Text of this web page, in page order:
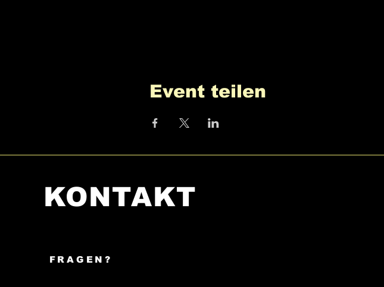
Event teilen
KONTAKT
FRAGEN?